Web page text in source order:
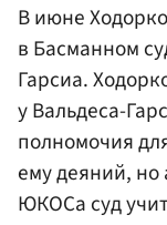
В июне
в Басманном
Гарсиа.
у Вальдеса-
полномочия
ему деяний,
ЮКОСа суд